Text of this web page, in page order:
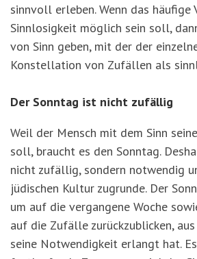
sinnvoll erleben. Wenn das häufige
Sinnlosigkeit möglich sein soll,
von Sinn geben, mit der der
Konstellation von Zufällen als
Der Sonntag ist nicht zufällig
Weil der Mensch mit dem Sinn
soll, braucht es den Sonntag.
nicht zufällig, sondern notwendig
jüdischen Kultur zugrunde. Der
um auf die vergangene Woche
auf die Zufälle zurückzublicken,
seine Notwendigkeit erlangt hat.